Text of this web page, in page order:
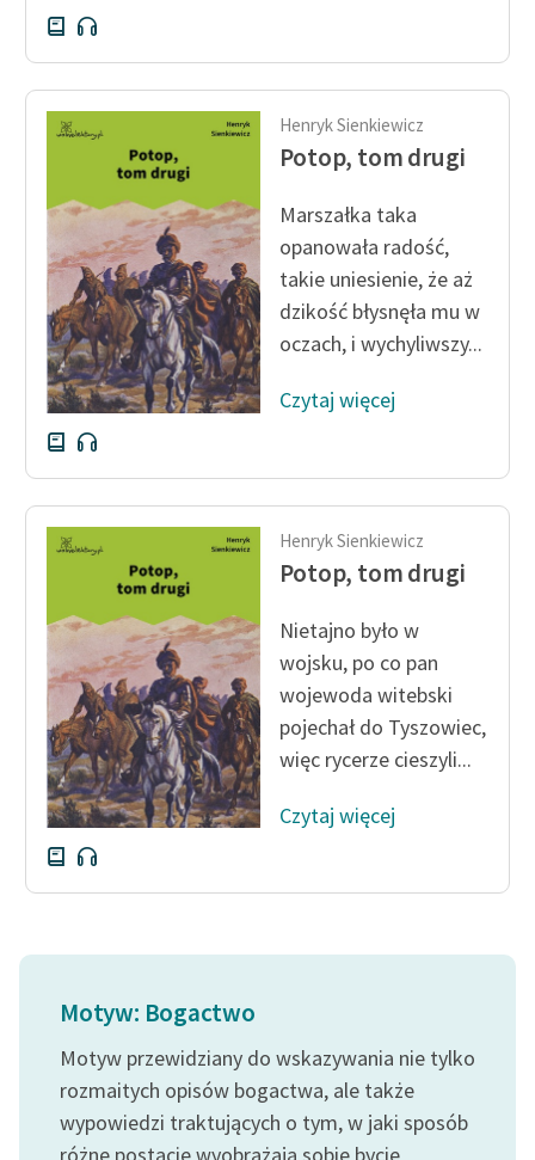
Henryk Sienkiewicz
Potop, tom drugi
Marszałka taka
opanowała radość,
takie uniesienie, że aż
dzikość błysnęła mu w
oczach, i wychyliwszy...
Czytaj więcej
Henryk Sienkiewicz
Potop, tom drugi
Nietajno było w
wojsku, po co pan
wojewoda witebski
pojechał do Tyszowiec,
więc rycerze cieszyli...
Czytaj więcej
Motyw: Bogactwo
Motyw przewidziany do wskazywania nie tylko
rozmaitych opisów bogactwa, ale także
wypowiedzi traktujących o tym, w jaki sposób